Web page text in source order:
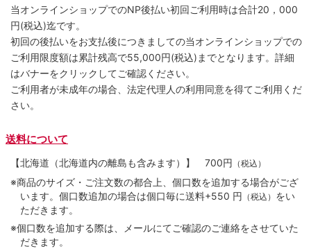
当オンラインショップでのNP後払い初回ご利用時は合計20，000
円(税込)迄です。
初回の後払いをお支払後につきましての当オンラインショップでの
ご利用限度額は累計残高で55,000円(税込)までとなります。詳細
はバナーをクリックしてご確認ください。
ご利用者が未成年の場合、法定代理人の利用同意を得てご利用くだ
さい。
送料について
【北海道（北海道内の離島も含みます）】 700円 （税込）
※商品のサイズ・ご注文数の都合上、個口数を追加する場合がござ
います。個口数追加の場合は個口毎に送料+550 円 （税込） をい
ただきます。
※個口数を追加する際は、メールにてご確認のご連絡をさせていた
だきます。